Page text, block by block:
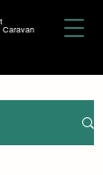
Caravan